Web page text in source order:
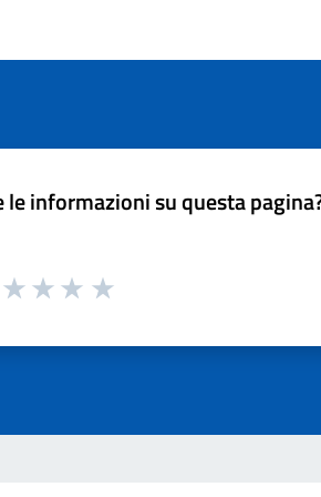
le informazioni su questa